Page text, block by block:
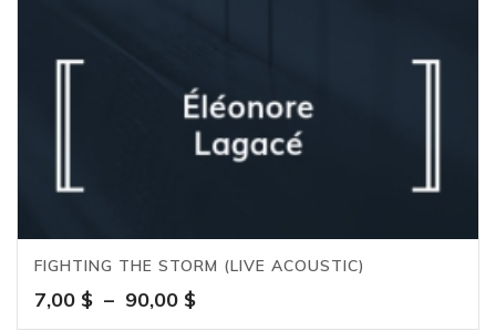
FIGHTING THE STORM (LIVE ACOUSTIC)
7,00 $ – 90,00 $Plage
de